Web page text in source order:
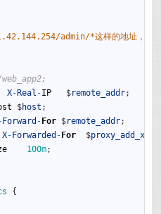
admin/*这样的地址，都代
X- Real -IP $remote_addr;
$host ;
Forward - For $remote_addr;
X- Forwarded - For $
100m;
{